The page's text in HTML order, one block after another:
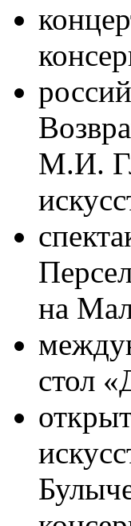
М.И.
на
стол